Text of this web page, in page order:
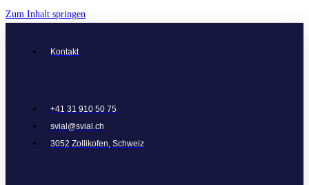
Zum Inhalt springen
Kontakt
+41 31 910 50 75
svial@svial.ch
3052 Zollikofen, Schweiz